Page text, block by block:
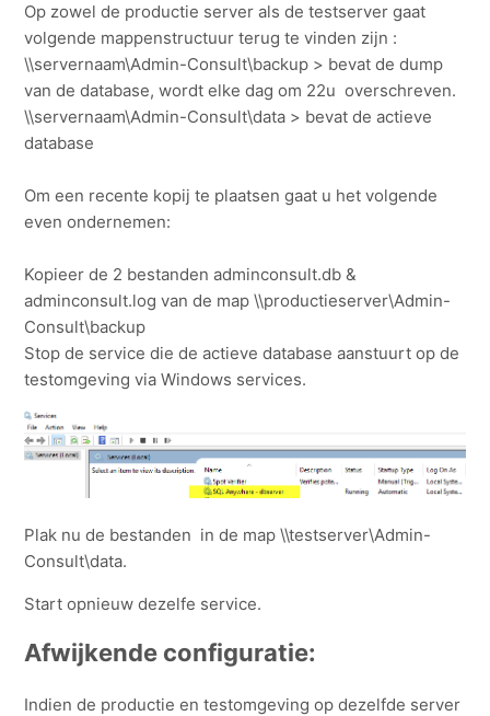
Op zowel de productie server als de testserver gaat
volgende mappenstructuur terug te vinden zijn :
\\servernaam\Admin-Consult\backup > bevat de dump
van de database, wordt elke dag om 22u overschreven.
\\servernaam\Admin-Consult\data > bevat de actieve
database
Om een recente kopij te plaatsen gaat u het volgende
even ondernemen:
Kopieer de 2 bestanden adminconsult.db &
adminconsult.log van de map \\productieserver\Admin-
Consult\backup
Stop de service die de actieve database aanstuurt op de
testomgeving via Windows services.
Plak nu de bestanden in de map \\testserver\Admin-
Consult\data.
Start opnieuw dezelfe service.
Afwijkende configuratie:
Indien de productie en testomgeving op dezelfde server